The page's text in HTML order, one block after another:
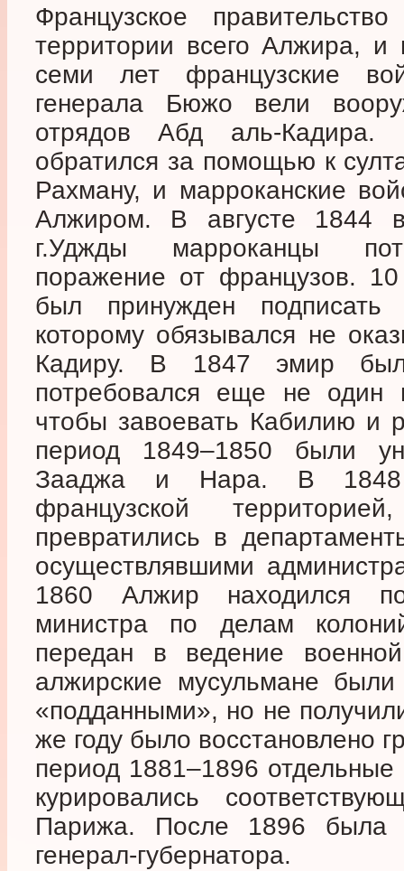
Французское
территории всего Алжира,
семи лет французские
генерала Бюжо вели
отрядов Абд аль-
обратился за помощью к
Рахману, и марроканские
Алжиром. В августе 1844
г.Уджды марроканцы
поражение от французов.
был принужден подписать
которому обязывался не
Кадиру. В 1847 эмир
потребовался еще не один
чтобы завоевать Кабилию и
период 1849–1850 были
Зааджа и Нара. В
французской
превратились в
осуществлявшими
1860 Алжир находился
министра по делам
передан в ведение
алжирские мусульмане
«подданными», но не
же году было восстановлено
период 1881–1896
курировались
Парижа. После 1896 была
генерал-губернатора.